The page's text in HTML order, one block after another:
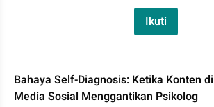
Ikuti
Bahaya Self-Diagnosis: Ketika Konten di
Media Sosial Menggantikan Psikolog